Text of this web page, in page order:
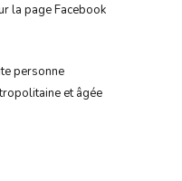
la page Facebook
personne
et âgée